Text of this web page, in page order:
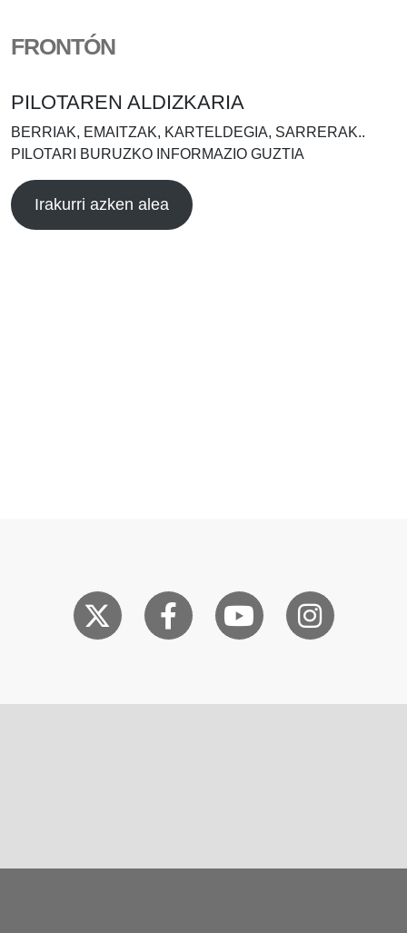
FRONTÓN
PILOTAREN ALDIZKARIA
BERRIAK, EMAITZAK, KARTELDEGIA, SARRERAK..
PILOTARI BURUZKO INFORMAZIO GUZTIA
Irakurri azken alea